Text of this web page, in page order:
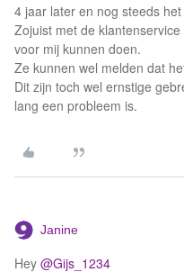
4 jaar later en nog steeds
Zojuist met de
voor mij kunnen doen.
Ze kunnen wel melden dat
Dit zijn toch wel ernstige
lang een probleem is.
Janine
Hey @Gijs_1234